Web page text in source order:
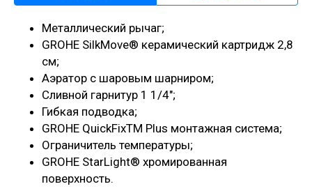
Металлический рычаг;
GROHE SilkMove® керамический картридж 2,8
см;
Аэратор с шаровым шарниром;
Сливной гарнитур 1 1/4";
Гибкая подводка;
GROHE QuickFixTM Plus монтажная система;
Ограничитель температуры;
GROHE StarLight® хромированная
поверхность.